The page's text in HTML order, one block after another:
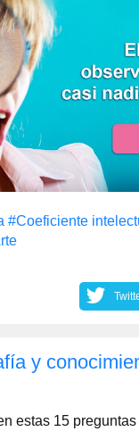
#Coeficiente
y
estas 15 preguntas